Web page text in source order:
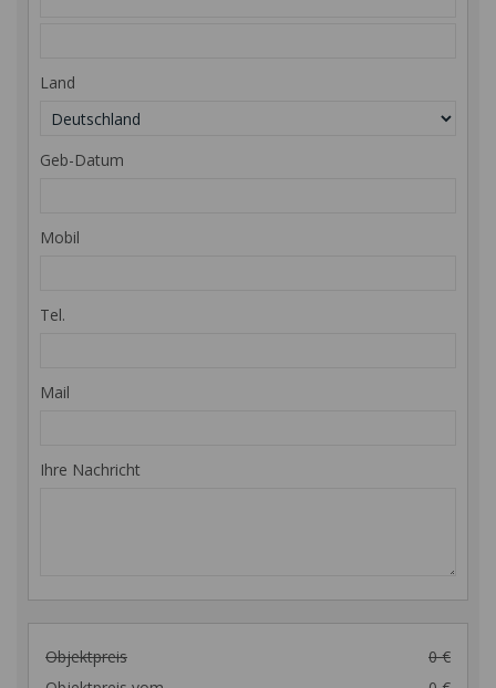
Land
Geb-Datum
Mobil
Tel.
Mail
Ihre Nachricht
Objektpreis
0 €